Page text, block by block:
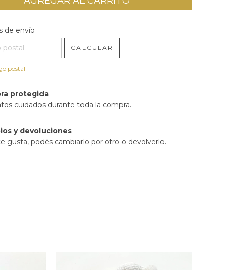
el CP:
de envío
CALCULAR
postal
protegida
cuidados durante toda la compra.
y devoluciones
gusta, podés cambiarlo por otro o devolverlo.